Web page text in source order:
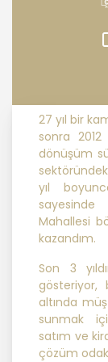
uygun
ilkelere
1.
Kişisel
Bulunma
etmekle
amacı
27 yıl bir
sonra 2012
dönüşüm
yıl
Mahallesi
kazandım.
Son 3
gösteriyor,
altında
sunmak
satım ve
çözüm